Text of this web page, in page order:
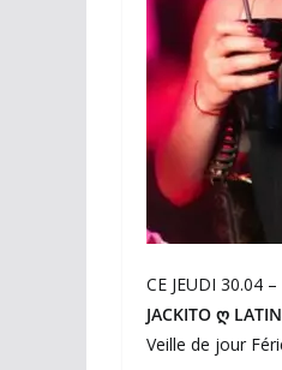
CE JEUDI 30.04
JACKITO ღ
Veille de jour